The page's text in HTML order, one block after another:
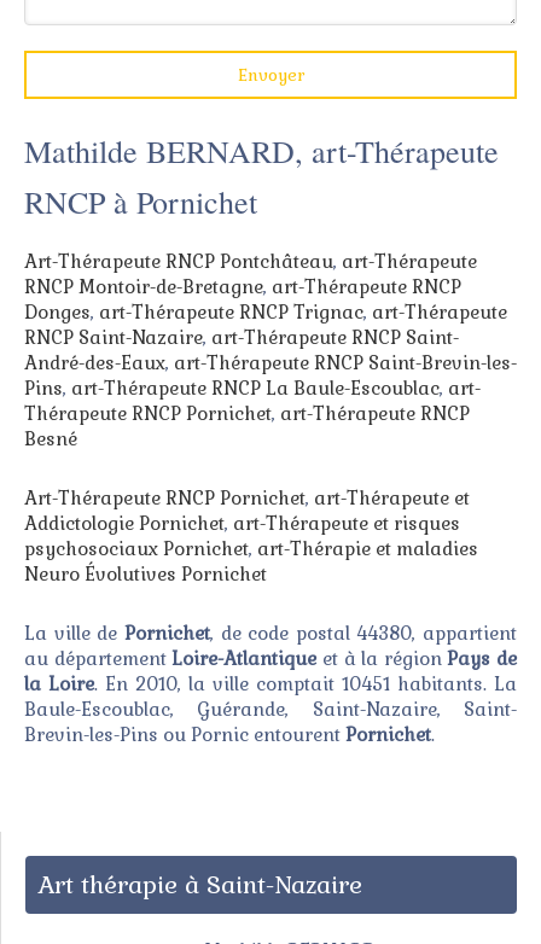
Envoyer
Mathilde BERNARD, art-Thérapeute
RNCP à Pornichet
Art-Thérapeute RNCP Pontchâteau, art-Thérapeute
RNCP Montoir-de-Bretagne, art-Thérapeute RNCP
Donges, art-Thérapeute RNCP Trignac, art-Thérapeute
RNCP Saint-Nazaire, art-Thérapeute RNCP Saint-
André-des-Eaux, art-Thérapeute RNCP Saint-Brevin-les-
Pins, art-Thérapeute RNCP La Baule-Escoublac, art-
Thérapeute RNCP Pornichet, art-Thérapeute RNCP
Besné
Art-Thérapeute RNCP Pornichet, art-Thérapeute et
Addictologie Pornichet, art-Thérapeute et risques
psychosociaux Pornichet, art-Thérapie et maladies
Neuro Évolutives Pornichet
La ville de Pornichet, de code postal 44380, appartient
au départementLoire-Atlantique et à la régionPays de
la Loire. En 2010, la ville comptait 10451 habitants. La
Baule-Escoublac, Guérande, Saint-Nazaire, Saint-
Brevin-les-Pins ou Pornic entourent Pornichet.
Art thérapie à Saint-Nazaire